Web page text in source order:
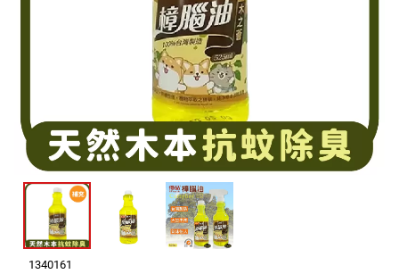
防霉清潔好幫手(任3件，贈抗菌保濕洗手乳)
室內外除蟲專區
媽媽廚房專區
浴室清潔專區
清潔大掃除專區
精油香氛專區
1340161